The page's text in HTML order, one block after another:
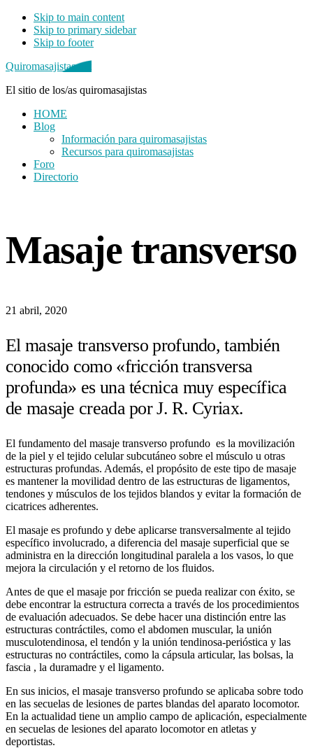
Skip to main content
Skip to primary sidebar
Skip to footer
Quiromasajistas.net
El sitio de los/as quiromasajistas
HOME
Blog
Información para quiromasajistas
Recursos para quiromasajistas
Foro
Directorio
Masaje transverso
21 abril, 2020
El masaje transverso profundo, también
conocido como «fricción transversa
profunda» es una técnica muy específica
de masaje creada por J. R. Cyriax.
El fundamento del masaje transverso profundo es la movilización
de la piel y el tejido celular subcutáneo sobre el músculo u otras
estructuras profundas. Además, el propósito de este tipo de masaje
es mantener la movilidad dentro de las estructuras de ligamentos,
tendones y músculos de los tejidos blandos y evitar la formación de
cicatrices adherentes.
El masaje es profundo y debe aplicarse transversalmente al tejido
específico involucrado, a diferencia del masaje superficial que se
administra en la dirección longitudinal paralela a los vasos, lo que
mejora la circulación y el retorno de los fluidos.
Antes de que el masaje por fricción se pueda realizar con éxito, se
debe encontrar la estructura correcta a través de los procedimientos
de evaluación adecuados. Se debe hacer una distinción entre las
estructuras contráctiles, como el abdomen muscular, la unión
musculotendinosa, el tendón y la unión tendinosa-perióstica y las
estructuras no contráctiles, como la cápsula articular, las bolsas, la
fascia , la duramadre y el ligamento.
En sus inicios, el masaje transverso profundo se aplicaba sobre todo
en las secuelas de lesiones de partes blandas del aparato locomotor.
En la actualidad tiene un amplio campo de aplicación, especialmente
en secuelas de lesiones del aparato locomotor en atletas y
deportistas.